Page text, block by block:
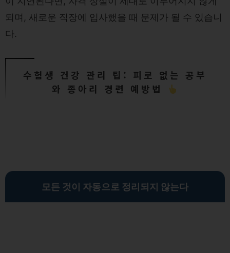
되며, 새로운 직장에 입사했을 때 문제가 될 수 있습니
다.
수험생 건강 관리 팁: 피로 없는 공부
와 종아리 경련 예방법
모든 것이 자동으로 정리되지 않는다